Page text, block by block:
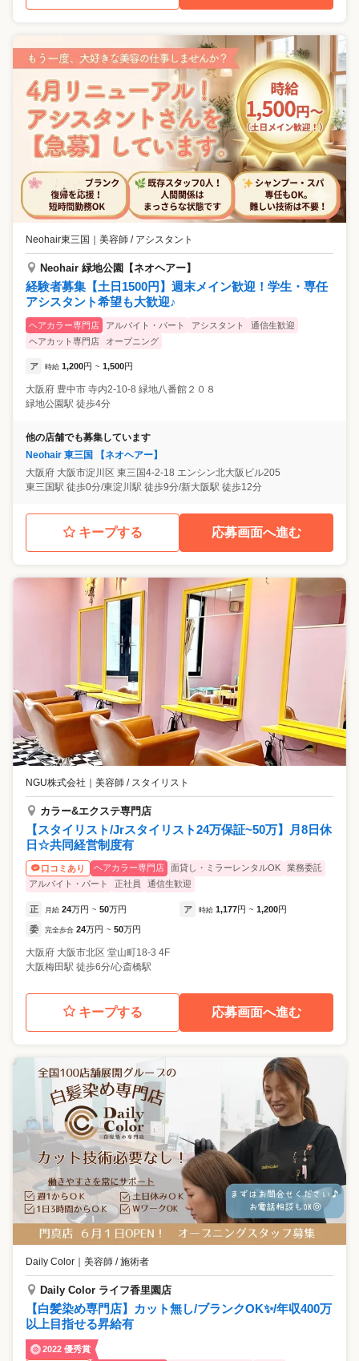
Neohair東三国 美容師 / アシスタント
Neohair 緑地公園【ネオヘアー】
経験者募集【土日1500円】週末メイン歓迎！学生・専任
アシスタント希望も大歓迎♪
ヘアカラー専門店 アルバイト・パート アシスタント
通信生歓迎
ヘアカット専門店
オープニング
ア 時給 1,200円 ~ 1,500円
大阪府 豊中市 寺内2-10-8 緑地八番館２０８
緑地公園駅 徒歩4分
他の店舗でも募集しています
Neohair 東三国 【ネオヘアー】
大阪府 大阪市淀川区 東三国4-2-18 エンシン北大阪ビル205
東三国駅 徒歩0分/東淀川駅 徒歩9分/新大阪駅 徒歩12分
キープする 応募画面へ進む
NGU株式会社 ｜ 美容師 / スタイリスト
カラー&エクステ専門店
【スタイリスト/Jrスタイリスト24万保証~50万】月8日休
日☆共同経営制度有
口コミあり ヘアカラー専門店 面貸し・ミラーレンタルOK
業務委託
アルバイト・パート
正社員 通信生歓迎
正 月給 24万円 ~ 50万円 ア 時給 1,177円 ~ 1,200円
委 完全歩合 24万円 ~ 50万円
大阪府 大阪市北区 堂山町18-3 4F
大阪梅田駅 徒歩6分/心斎橋駅
キープする 応募画面へ進む
Daily Color 美容師 / 施術者
Daily Color ライフ香里園店
【白髪染め専門店】カット無し/ブランクOK✨/年収400万
以上目指せる昇給有
2022 優秀賞